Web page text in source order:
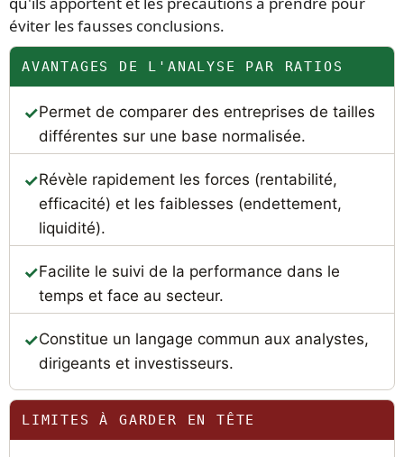
éviter les fausses conclusions.
AVANTAGES DE L'ANALYSE PAR RATIOS
Permet de comparer des entreprises de tailles
différentes sur une base normalisée.
Révèle rapidement les forces (rentabilité,
efficacité) et les faiblesses (endettement,
liquidité).
Facilite le suivi de la performance dans le
temps et face au secteur.
Constitue un langage commun aux analystes,
dirigeants et investisseurs.
LIMITES À GARDER EN TÊTE